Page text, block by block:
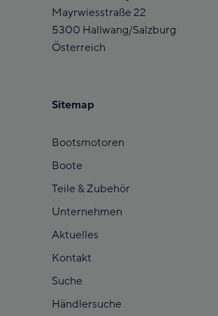
Mayrwiesstraße 22
5300 Hallwang/Salzburg
Österreich
Sitemap
Bootsmotoren
Boote
Teile & Zubehör
Unternehmen
Aktuelles
Kontakt
Suche
Händlersuche